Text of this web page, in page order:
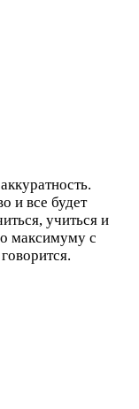
и все будет
учиться и
максимуму с